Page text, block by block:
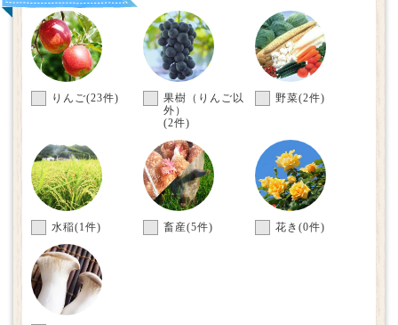
りんご(23件)
果樹（りんご以
外）
(2件)
野菜(2件)
水稲(1件) 畜産(5件) 花き (0件)